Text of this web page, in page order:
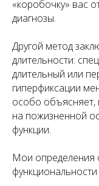
«коробочку» вас
диагнозы.
Другой метод
длительности:
длительный или
гиперфиксации
особо объясняет,
на пожизненной
функции.
Мои определения